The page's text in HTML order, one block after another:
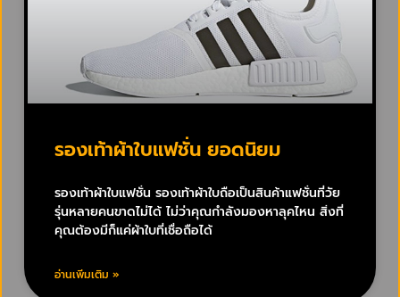
รองเท้าผ้าใบแฟชั่น ยอดนิยม
รองเท้าผ้าใบแฟชั่น รองเท้าผ้าใบถือเป็นสินค้าแฟชั่นที่วัย
รุ่นหลายคนขาดไม่ได้ ไม่ว่าคุณกำลังมองหาลุคไหน สิ่งที่
คุณต้องมีก็แค่ผ้าใบที่เชื่อถือได้
อ่านเพิ่มเติม »